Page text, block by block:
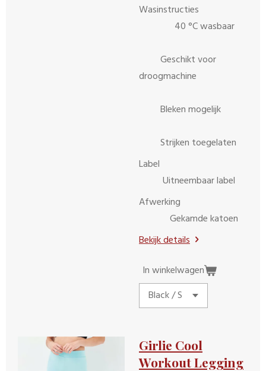
Wasinstructies
40 °C wasbaar
Geschikt voor
droogmachine
Bleken mogelijk
Strijken toegelaten
Label
Uitneembaar label
Afwerking
Gekamde katoen
Bekijk details
In winkelwagen
Girlie Cool
Workout Legging